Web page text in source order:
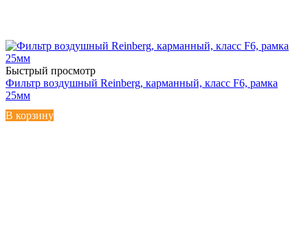
Быстрый просмотр
Фильтр воздушный Reinberg, карманный, класс F6, рамка
25мм
В корзину